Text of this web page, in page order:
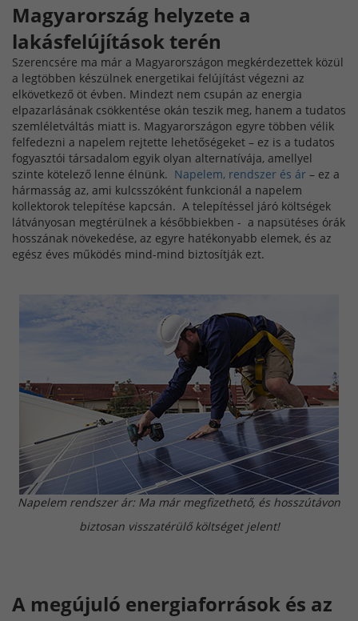
Magyarország helyzete a
lakásfelújítások terén
Szerencsére ma már a Magyarországon megkérdezettek közül
a legtöbben készülnek energetikai felújítást végezni az
elkövetkező öt évben. Mindezt nem csupán az energia
elpazarlásának csökkentése okán teszik meg, hanem a tudatos
szemléletváltás miatt is. Magyarországon egyre többen vélik
felfedezni a napelem rejtette lehetőségeket – ez is a tudatos
fogyasztói társadalom egyik olyan alternatívája, amellyel
szinte kötelező lenne élnünk. Napelem, rendszer és ár – ez a
hármasság az, ami kulcsszóként funkcionál a napelem
kollektorok telepítése kapcsán. A telepítéssel járó költségek
látványosan megtérülnek a későbbiekben - a napsütéses órák
hosszának növekedése, az egyre hatékonyabb elemek, és az
egész éves működés mind-mind biztosítják ezt.
Napelem rendszer ár: Ma már megfizethető, és hosszútávon
biztosan visszatérülő költséget jelent!
A megújuló energiaforrások és az